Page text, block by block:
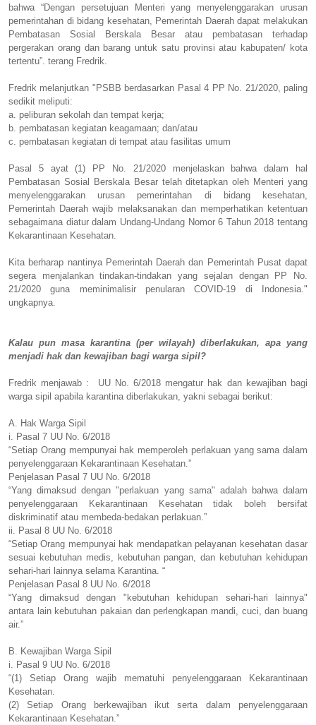
bahwa “Dengan persetujuan Menteri yang menyelenggarakan urusan
pemerintahan di bidang kesehatan, Pemerintah Daerah dapat melakukan
Pembatasan Sosial Berskala Besar atau pembatasan terhadap
pergerakan orang dan barang untuk satu provinsi atau kabupaten/ kota
tertentu”. terang Fredrik.
Fredrik melanjutkan "PSBB berdasarkan Pasal 4 PP No. 21/2020, paling
sedikit meliputi:
a. peliburan sekolah dan tempat kerja;
b. pembatasan kegiatan keagamaan; dan/atau
c.
pembatasan kegiatan di tempat atau fasilitas umum
Pasal 5 ayat (1) PP No. 21/2020 menjelaskan bahwa dalam hal
Pembatasan Sosial Berskala Besar telah ditetapkan oleh Menteri yang
menyelenggarakan urusan pemerintahan di bidang kesehatan,
Pemerintah Daerah wajib melaksanakan dan memperhatikan ketentuan
sebagaimana diatur dalam Undang-Undang Nomor 6 Tahun 2018 tentang
Kekarantinaan Kesehatan.
Kita berharap nantinya Pemerintah Daerah dan Pemerintah Pusat dapat
segera menjalankan tindakan-tindakan yang sejalan dengan PP No.
21/2020 guna meminimalisir penularan COVID-19 di Indonesia."
ungkapnya.
Kalau pun masa karantina (per wilayah) diberlakukan, apa yang
menjadi hak dan kewajiban bagi warga sipil?
Fredrik menjawab : UU No. 6/2018 mengatur hak dan kewajiban bagi
warga sipil apabila karantina diberlakukan, yakni sebagai berikut:
A.
Hak Warga Sipil
i.
Pasal 7 UU No. 6/2018
“Setiap Orang mempunyai hak memperoleh perlakuan yang sama dalam
penyelenggaraan Kekarantinaan Kesehatan.”
Penjelasan Pasal 7 UU No. 6/2018
“Yang dimaksud dengan "perlakuan yang sama" adalah bahwa dalam
penyelenggaraan Kekarantinaan Kesehatan tidak boleh bersifat
diskriminatif atau membeda-bedakan perlakuan.”
ii.
Pasal 8 UU No. 6/2018
“Setiap Orang mempunyai hak mendapatkan pelayanan kesehatan dasar
sesuai kebutuhan medis, kebutuhan pangan, dan kebutuhan kehidupan
sehari-hari lainnya selama Karantina. “
Penjelasan Pasal 8 UU No. 6/2018
“Yang dimaksud dengan "kebutuhan kehidupan sehari-hari lainnya"
antara lain kebutuhan pakaian dan perlengkapan mandi, cuci, dan buang
air.”
B.
Kewajiban Warga Sipil
i.
Pasal 9 UU No. 6/2018
“(1) Setiap Orang wajib mematuhi penyelenggaraan Kekarantinaan
Kesehatan.
(2) Setiap Orang berkewajiban ikut serta dalam penyelenggaraan
Kekarantinaan Kesehatan.”